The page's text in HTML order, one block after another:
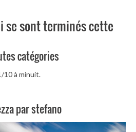
se sont terminés cette
catégories
10 à minuit.
par stefano